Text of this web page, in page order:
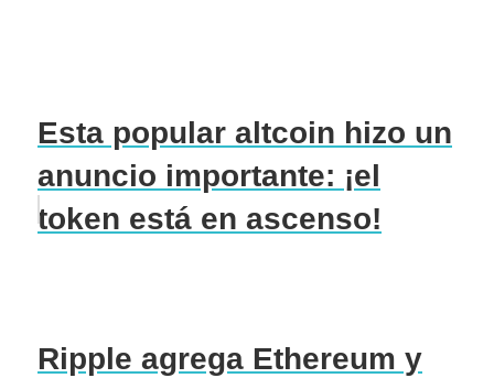
Esta popular altcoin hizo un
anuncio importante: ¡el
token está en ascenso!
Ripple agrega Ethereum y